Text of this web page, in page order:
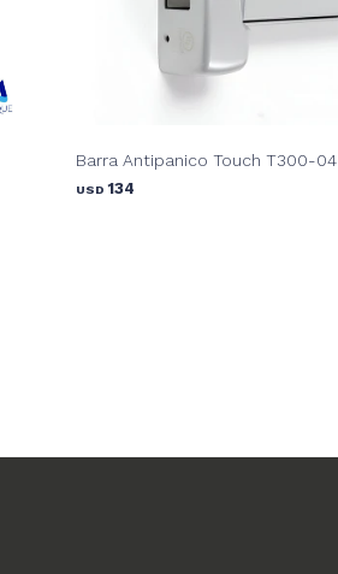
Barra Antipanico Touch T300-04
USD 134